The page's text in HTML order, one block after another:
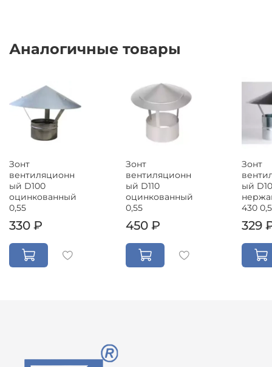
Аналогичные товары
Зонт
вентиляционн
ый D100
оцинкованный
0,55
330 ₽
Зонт
вентиляционн
ый D110
оцинкованный
0,55
450 ₽
Зонт
ый
430
329